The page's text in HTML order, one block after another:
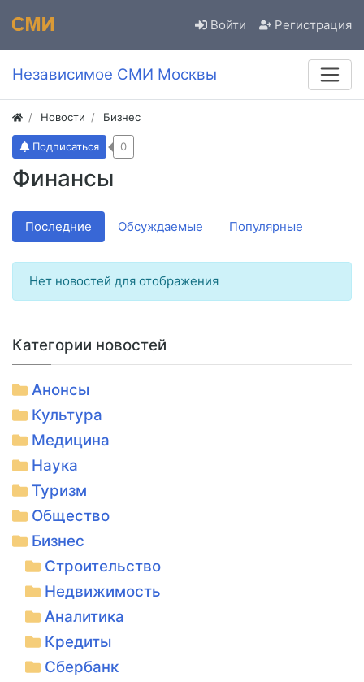
Войти Регистрация
Независимое СМИ Москвы
Новости Бизнес
Финансы
Подписаться 0
Последние Обсуждаемые Популярные
Нет новостей для отображения
Категории новостей
Анонсы
Культура
Медицина
Наука
Туризм
Общество
Бизнес
Строительство
Недвижимость
Аналитика
Кредиты
Сбербанк